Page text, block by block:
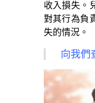
收入損失。
對其行為負
失的情況。
向我們